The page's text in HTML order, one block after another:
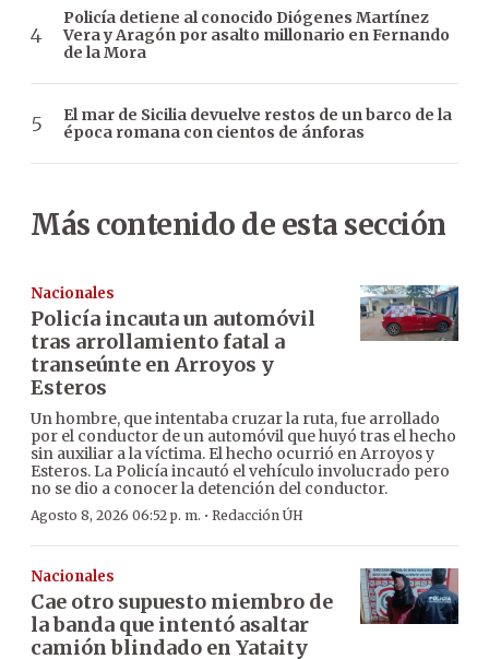
Policía detiene al conocido Diógenes Martínez
Vera y Aragón por asalto millonario en Fernando
de la Mora
El mar de Sicilia devuelve restos de un barco de la
época romana con cientos de ánforas
Más contenido de esta sección
Nacionales
Policía incauta un automóvil
tras arrollamiento fatal a
transeúnte en Arroyos y
Esteros
Un hombre, que intentaba cruzar la ruta, fue arrollado
por el conductor de un automóvil que huyó tras el hecho
sin auxiliar a la víctima. El hecho ocurrió en Arroyos y
Esteros. La Policía incautó el vehículo involucrado pero
no se dio a conocer la detención del conductor.
Agosto 8, 2026 06:52 p. m. · Redacción ÚH
Nacionales
Cae otro supuesto miembro de
la banda que intentó asaltar
camión blindado en Yataity